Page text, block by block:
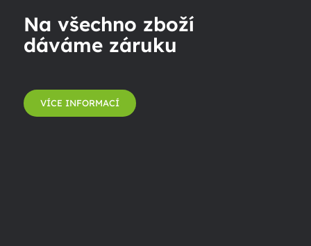
Na všechno zboží
dáváme záruku
VÍCE INFORMACÍ